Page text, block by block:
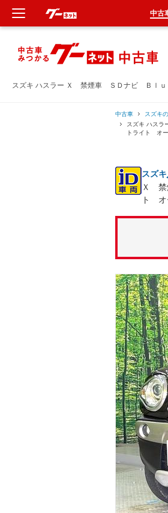
スズキ ハスラー Ｘ 禁煙車 ＳＤナビ Ｂｌｕ
中古車 スズキ
スズキ ハス
トライト オ
スズキ
Ｘ 禁
ト オ
中古
新車
中古車